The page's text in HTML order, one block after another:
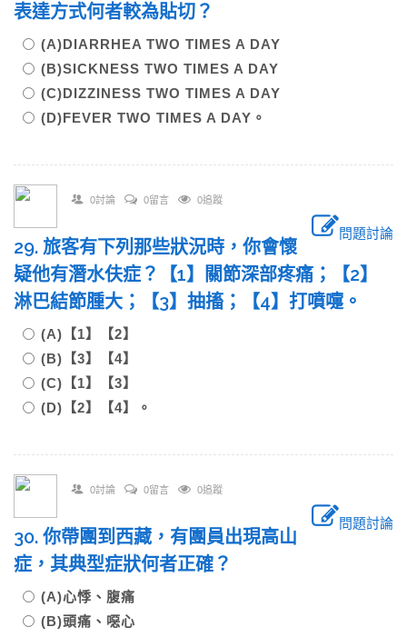
表達方式何者較為貼切？
(A)DIARRHEA TWO TIMES A DAY
(B)SICKNESS TWO TIMES A DAY
(C)DIZZINESS TWO TIMES A DAY
(D)FEVER TWO TIMES A DAY。
0討論 0留言 0追蹤
問題討論
29. 旅客有下列那些狀況時，你會懷
疑他有潛水伕症？【1】關節深部疼痛；【2】
淋巴結節腫大；【3】抽搐；【4】打噴嚏。
(A)【1】【2】
(B)【3】【4】
(C)【1】【3】
(D)【2】【4】。
0討論 0留言 0追蹤
問題討論
30. 你帶團到西藏，有團員出現高山
症，其典型症狀何者正確？
(A)心悸、腹痛
(B)頭痛、噁心